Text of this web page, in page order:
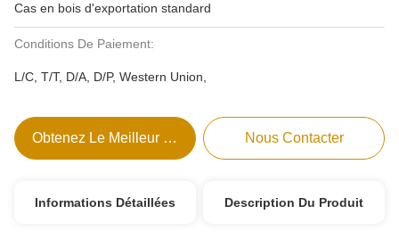
Cas en bois d'exportation standard
Conditions De Paiement:
L/C, T/T, D/A, D/P, Western Union,
Obtenez Le Meilleur Prix Nous Contacter
Informations Détaillées Description Du Produit